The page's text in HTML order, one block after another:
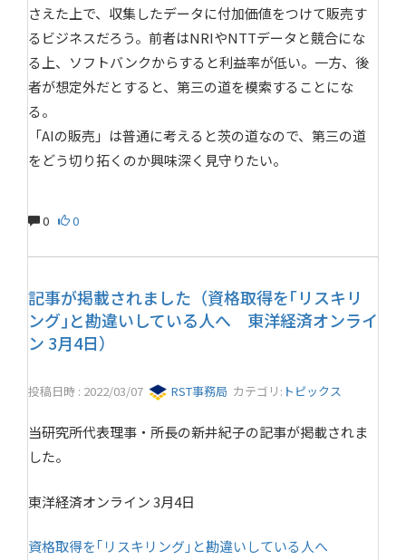
さえた上で、収集したデータに付加価値をつけて販売す
るビジネスだろう。前者はNRIやNTTデータと競合にな
る上、ソフトバンクからすると利益率が低い。一方、後
者が想定外だとすると、第三の道を模索することにな
る。
「AIの販売」は普通に考えると茨の道なので、第三の道
をどう切り拓くのか興味深く見守りたい。
0 0
記事が掲載されました（資格取得を｢リスキリ
ング｣と勘違いしている人へ 東洋経済オンライ
ン 3月4日）
投稿日時 : 2022/03/07 RST事務局 カテゴリ: トピックス
当研究所代表理事・所長の新井紀子の記事が掲載されま
した。
東洋経済オンライン 3月4日
資格取得を｢リスキリング｣と勘違いしている人へ